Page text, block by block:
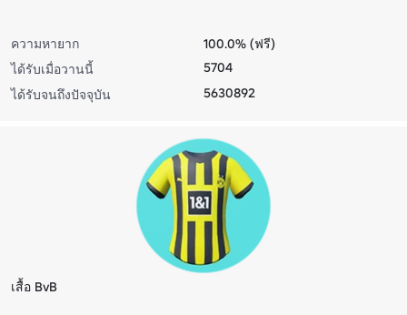
ความหายาก
100.0% (ฟรี)
ได้รับเมื่อวานนี้
5704
ได้รับจนถึงปัจจุบัน
5630892
เสื้อ BvB